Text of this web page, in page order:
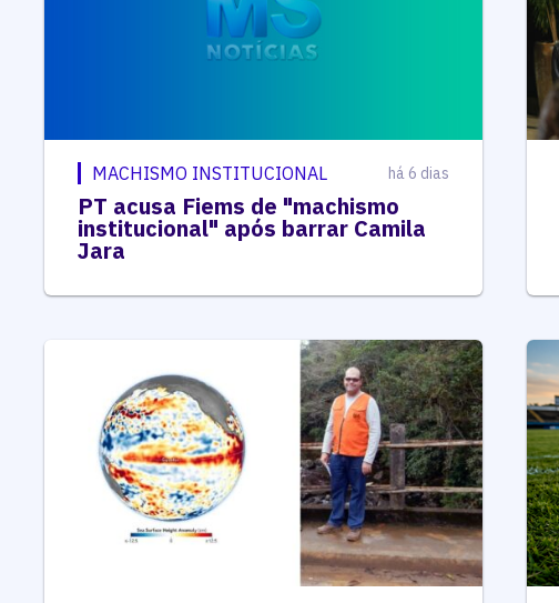
MACHISMO INSTITUCIONAL há 6 dias
PT acusa Fiems de "machismo
institucional" após barrar Camila
Jara